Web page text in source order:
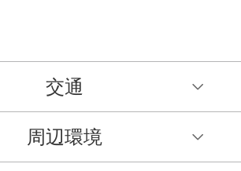
交通
周辺環境